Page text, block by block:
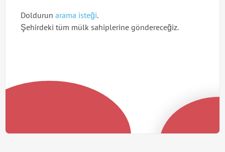
Doldurun arama isteği.
Şehirdeki tüm mülk sahiplerine göndereceğiz.